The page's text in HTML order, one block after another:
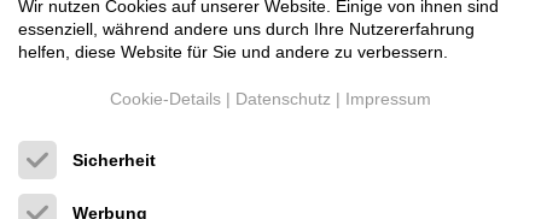
Wir nutzen Cookies auf unserer Website. Einige von ihnen sind
essenziell, während andere uns durch Ihre Nutzererfahrung
helfen, diese Website für Sie und andere zu verbessern.
Cookie-Details | Datenschutz | Impressum
Sicherheit
Werbung